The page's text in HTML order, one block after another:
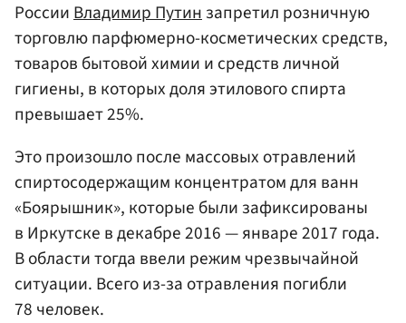
России Владимир Путин запретил розничную
торговлю парфюмерно-косметических средств,
товаров бытовой химии и средств личной
гигиены, в которых доля этилового спирта
превышает 25%.
Это произошло после массовых отравлений
спиртосодержащим концентратом для ванн
«Боярышник», которые были зафиксированы
в Иркутске в декабре 2016 — январе 2017 года.
В области тогда ввели режим чрезвычайной
ситуации. Всего из-за отравления погибли
78 человек.